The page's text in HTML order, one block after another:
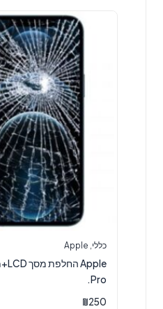
כללי Apple
Pro.
₪250